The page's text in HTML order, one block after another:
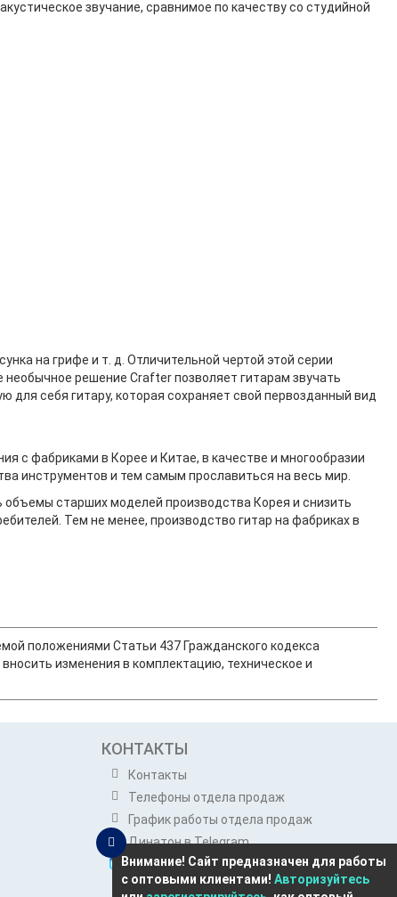
звучание, сравнимое по качеству со студийной
на грифе и т. д. Отличительной чертой этой серии
решение Crafter позволяет гитарам звучать
себя гитару, которая сохраняет свой первозданный вид
с фабриками в Корее и Китае, в качестве и многообразии
инструментов и тем самым прославиться на весь мир.
объемы старших моделей производства Корея и снизить
Тем не менее, производство гитар на фабриках в
положениями Статьи 437 Гражданского кодекса
изменения в комплектацию, техническое и
КОНТАКТЫ
Контакты
Телефоны отдела продаж
График работы отдела продаж
Динатон в Telegram
Динатон в Max
Розничным покупателям
Внимание! Сайт предназначен для работы
с оптовыми клиентами! Авторизуйтесь